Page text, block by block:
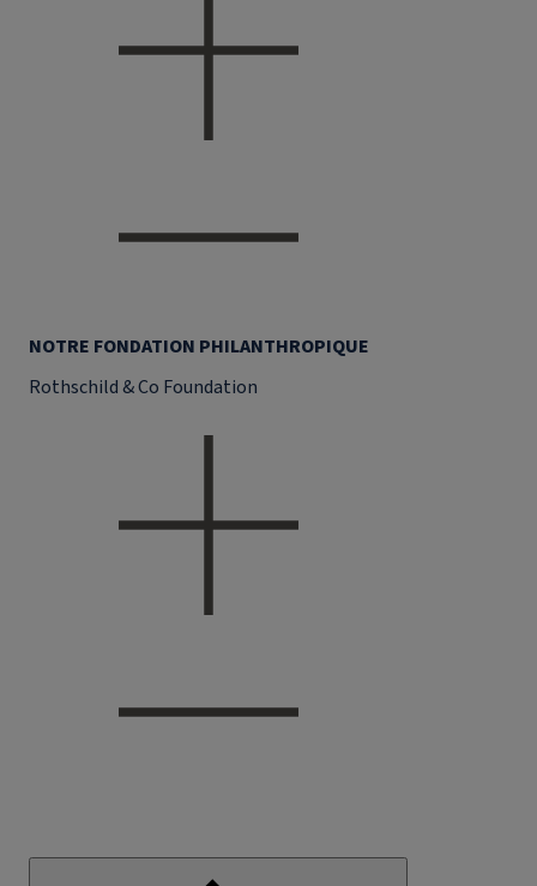
NOTRE FONDATION PHILANTHROPIQUE
Rothschild & Co Foundation